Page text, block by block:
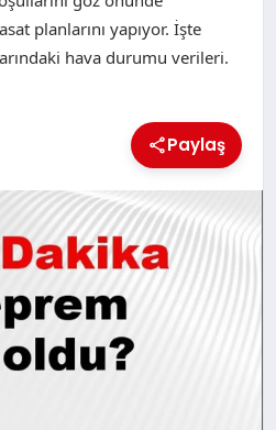
planlarını yapıyor. İşte
hava durumu verileri.
Paylaş